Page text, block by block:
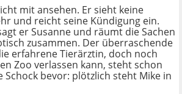
mit ansehen. Er sieht keine
und reicht seine Kündigung ein.
er Susanne und räumt die Sachen
zusammen. Der überraschende
erfahrene Tierärztin, doch noch
Zoo verlassen kann, steht schon
Schock bevor: plötzlich steht Mike in